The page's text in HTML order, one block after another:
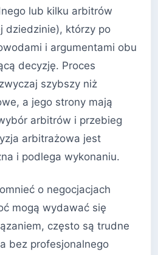
lub kilku arbitrów
dziedzinie), którzy po
i argumentami obu
decyzję. Proces
szybszy niż
a jego strony mają
arbitrów i przebieg
arbitrażowa jest
i podlega wykonaniu.
o negocjacjach
mogą wydawać się
często są trudne
bez profesjonalnego